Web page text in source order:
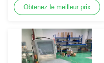
Obtenez le meilleur prix